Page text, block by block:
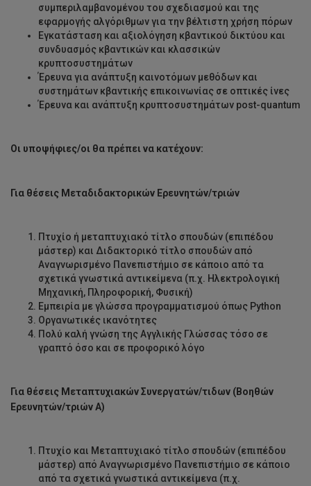
συμπεριλαμβανομένου του σχεδιασμού και της
εφαρμογής αλγόριθμων για την βέλτιστη χρήση πόρων
Εγκατάσταση και αξιολόγηση κβαντικού δικτύου και
συνδυασμός κβαντικών και κλασσικών
κρυπτοσυστημάτων
Έρευνα για ανάπτυξη καινοτόμων μεθόδων και
συστημάτων κβαντικής επικοινωνίας σε οπτικές ίνες
Έρευνα και ανάπτυξη κρυπτοσυστημάτων post-quantum
Οι υποψήφιες/οι θα πρέπει να κατέχουν:
Για θέσεις Μεταδιδακτορικών Ερευνητών/τριών
Πτυχίο ή μεταπτυχιακό τίτλο σπουδών (επιπέδου
μάστερ) και Διδακτορικό τίτλο σπουδών από
Αναγνωρισμένο Πανεπιστήμιο σε κάποιο από τα
σχετικά γνωστικά αντικείμενα (π.χ. Ηλεκτρολογική
Μηχανική, Πληροφορική, Φυσική)
Εμπειρία με γλώσσα προγραμματισμού όπως Python
Οργανωτικές ικανότητες
Πολύ καλή γνώση της Αγγλικής Γλώσσας τόσο σε
γραπτό όσο και σε προφορικό λόγο
Για θέσεις Μεταπτυχιακών Συνεργατών/τιδων (Βοηθών
Ερευνητών/τριών Α)
Πτυχίο και Μεταπτυχιακό τίτλο σπουδών (επιπέδου
μάστερ) από Αναγνωρισμένο Πανεπιστήμιο σε κάποιο
από τα σχετικά γνωστικά αντικείμενα (π.χ.